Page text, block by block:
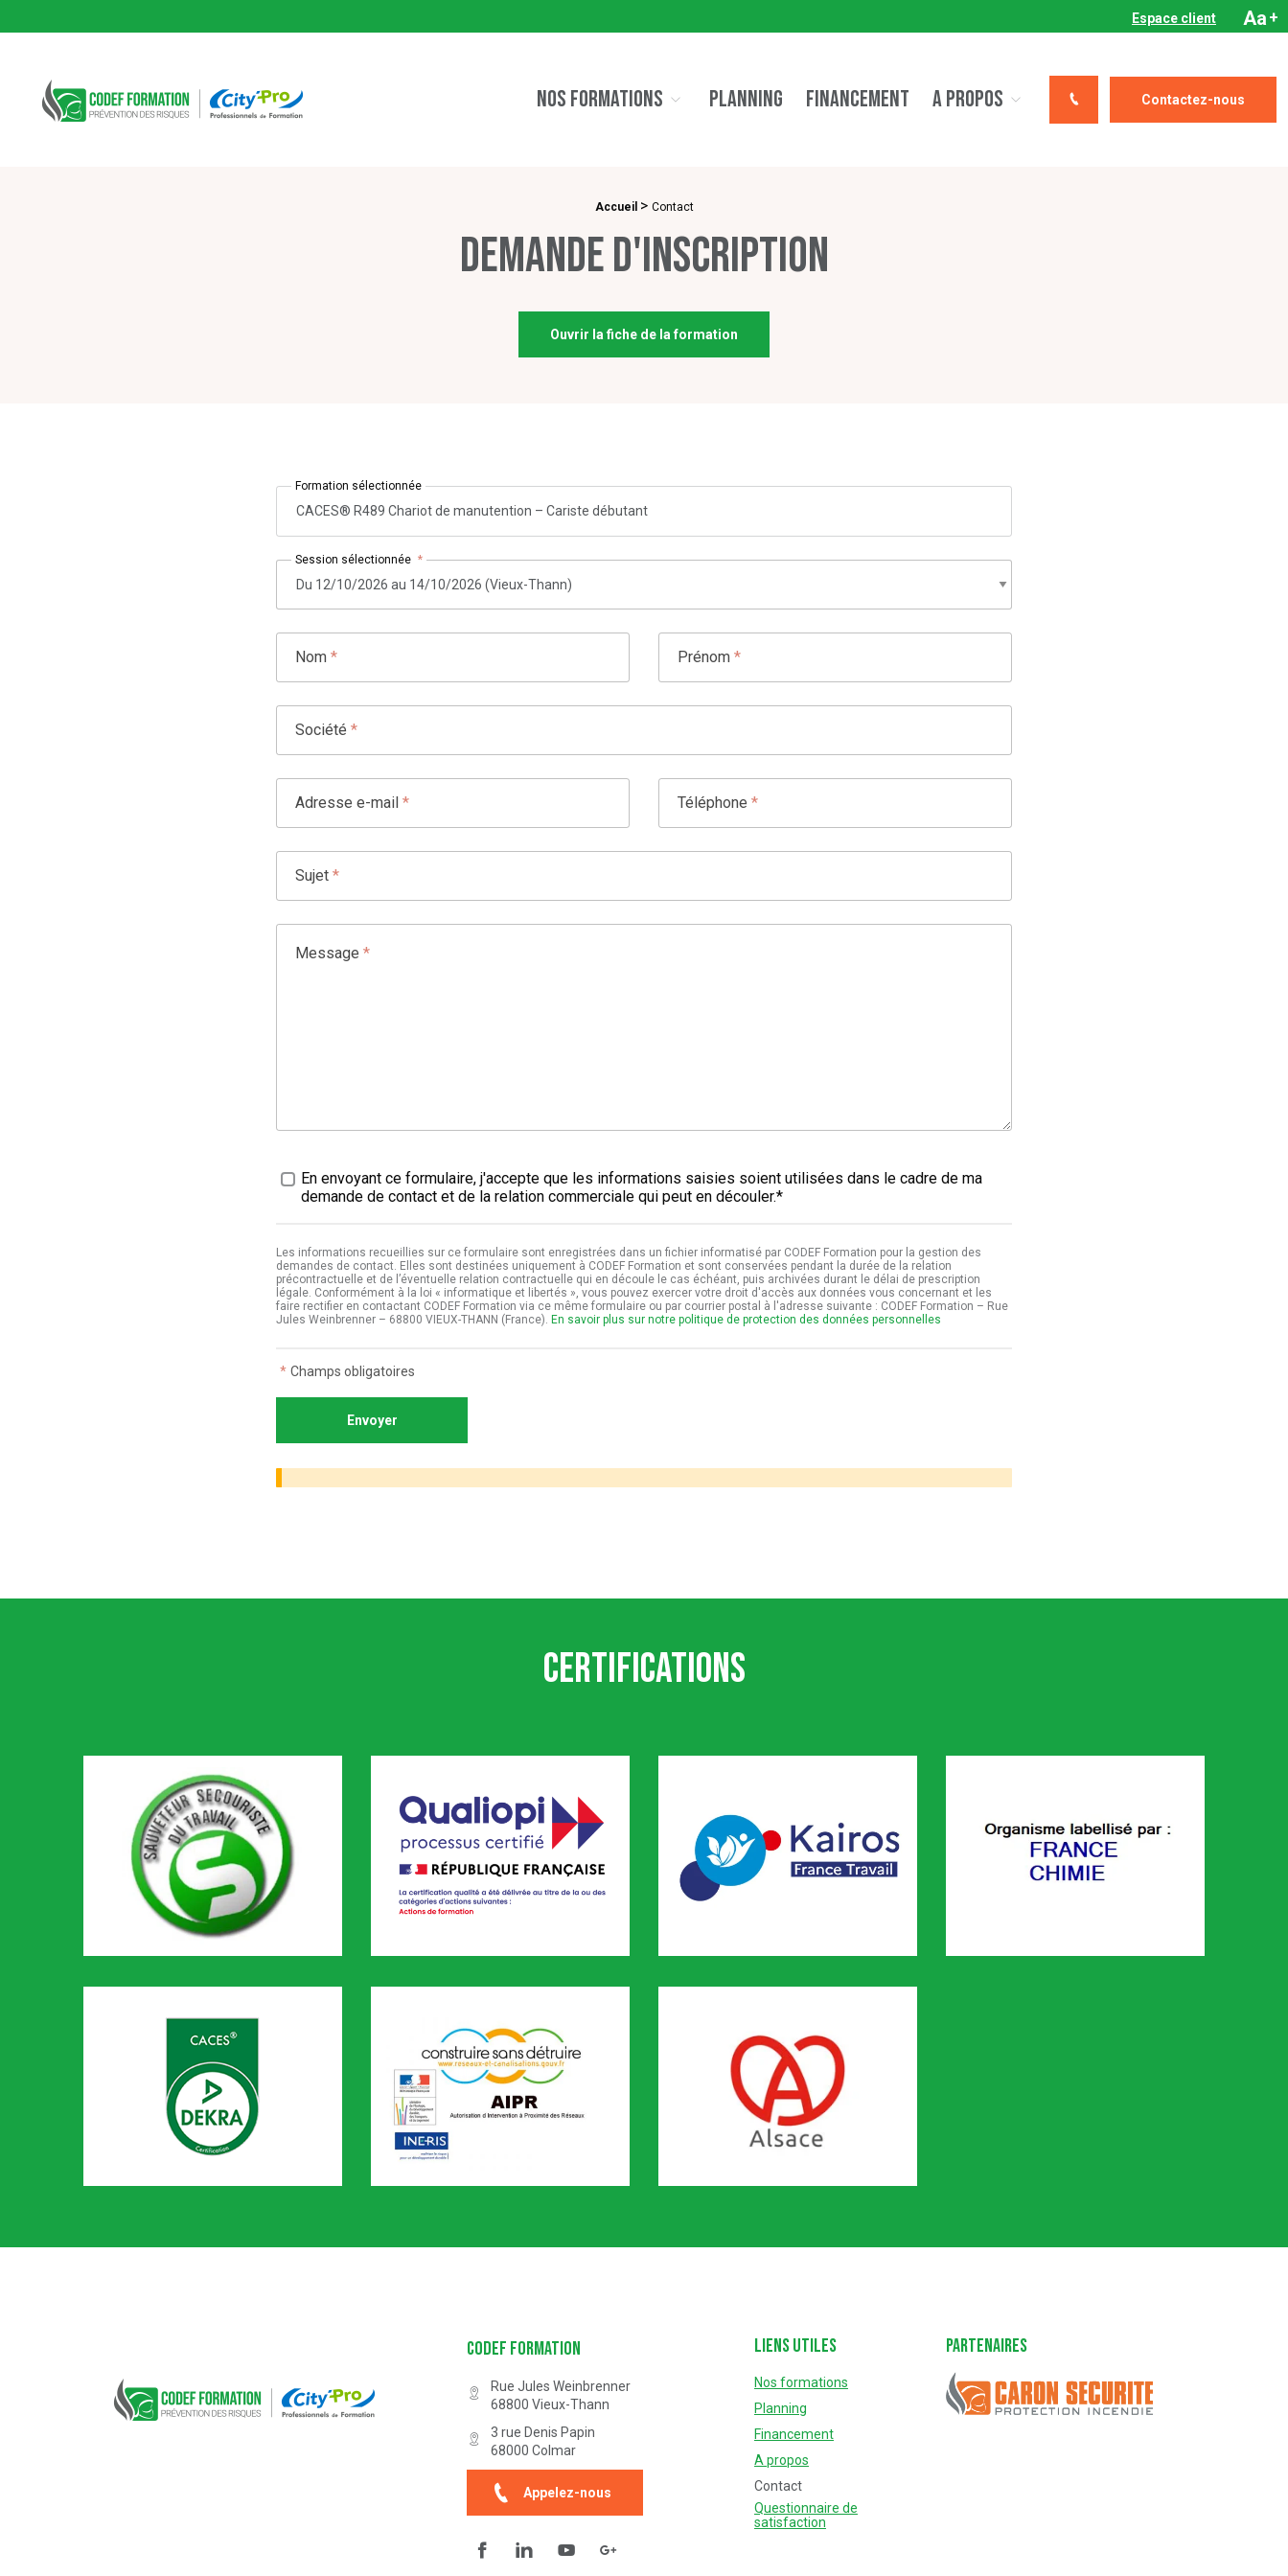
Espace client Aa +
NOS FORMATIONS PLANNING FINANCEMENT A PROPOS Contactez-nous
Accueil > Contact
Demande d'inscription
Ouvrir la fiche de la formation
Formation sélectionnée
CACES® R489 Chariot de manutention – Cariste débutant
Session sélectionnée *
Nom * Prénom *
Société *
Adresse e-mail * Téléphone *
Sujet *
Message *
Traitement des données *
En envoyant ce formulaire, j'accepte que les informations saisies soient utilisées dans le cadre de ma
demande de contact et de la relation commerciale qui peut en découler.*
Les informations recueillies sur ce formulaire sont enregistrées dans un fichier informatisé par CODEF Formation pour la gestion des
demandes de contact. Elles sont destinées uniquement à CODEF Formation et sont conservées pendant la durée de la relation
précontractuelle et de l’éventuelle relation contractuelle qui en découle le cas échéant, puis archivées durant le délai de prescription
légale. Conformément à la loi « informatique et libertés », vous pouvez exercer votre droit d'accès aux données vous concernant et les
faire rectifier en contactant CODEF Formation via ce même formulaire ou par courrier postal à l'adresse suivante : CODEF Formation – Rue
Jules Weinbrenner – 68800 VIEUX-THANN (France). En savoir plus sur notre politique de protection des données personnelles
* Champs obligatoires
Certifications
SST Qualiopi
CODEF FORMATION est certifié QUALIOPI depuis novembre 2020
KAIROS
CODEF FORMATION est référencé sur le portail KAIROS de Pôle emploi. Cette plaforme
FRANCE CHIMIE
CACES AIPR Certification n° 5619
Codef Formation
Rue Jules Weinbrenner
68800 Vieux-Thann
3 rue Denis Papin
68000 Colmar
Appelez-nous
FacebookLinkedinYouTube
Liens utiles
Nos formations
Planning
Financement
A propos
Contact
Questionnaire de
satisfaction
Partenaires
Caron Sécurité